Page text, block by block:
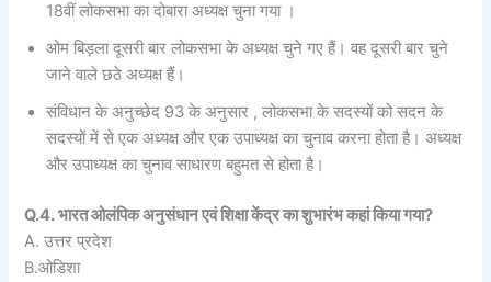
18वीं लोकसभा का दोबारा अध्यक्ष चुना गया ।
ओम बिड़ला दूसरी बार लोकसभा के अध्यक्ष चुने गए हैं। वह दूसरी बार चुने
जाने वाले छठे अध्यक्ष हैं।
संविधान के अनुच्छेद 93 के अनुसार , लोकसभा के सदस्यों को सदन के
सदस्यों में से एक अध्यक्ष और एक उपाध्यक्ष का चुनाव करना होता है। अध्यक्ष
और उपाध्यक्ष का चुनाव साधारण बहुमत से होता है।
Q.4. भारत ओलंपिक अनुसंधान एवं शिक्षा केंद्र का शुभारंभ कहां किया गया?
A. उत्तर प्रदेश
B.ओडिशा